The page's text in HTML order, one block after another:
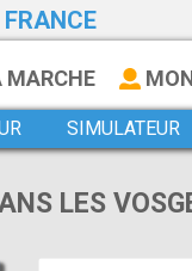
MARCHE
SIMULATEUR
LES